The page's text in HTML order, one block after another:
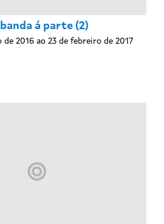
á parte (2)
de 2016 ao 23 de febreiro de 2017